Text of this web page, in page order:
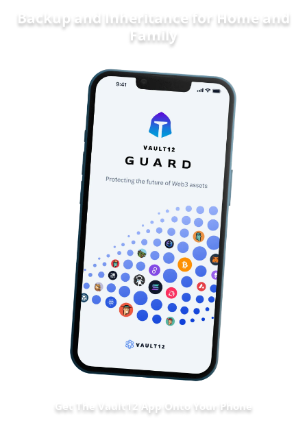
Backup and Inheritance forD
Get The Vault12 App Onto Your Phone